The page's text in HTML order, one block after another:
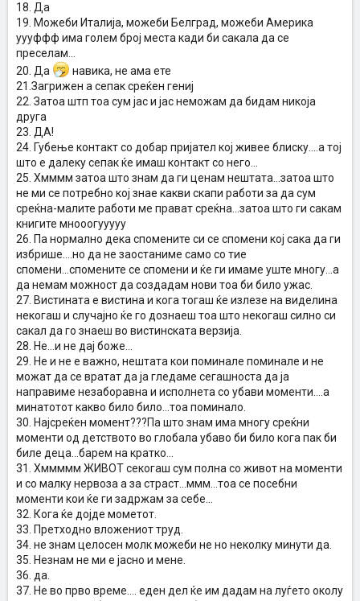
18. Да
19. Можеби Италија, можеби Белград, можеби Америка
уууффф има голем број места кади би сакала да се
преселам...
20. Да
навика, не ама ете
21.Загрижен а сепак среќен гениј
22. Затоа штп тоа сум јас и јас неможам да бидам никоја
друга
23. ДА!
24. Губење контакт со добар пријател кој живее блиску....а тој
што е далеку сепак ќе имаш контакт со него...
25. Хмммм затоа што знам да ги ценам нештата...затоа што
не ми се потребно кој знае какви скапи работи за да сум
среќна-малите работи ме прават среќна...затоа што ги сакам
книгите мнооогууууу
26. Па нормално дека спомените си се спомени кој сака да ги
избрише....но да не заостаниме само со тие
спомени...спомените се спомени и ќе ги имаме уште многу...а
да немам можност да создадам нови тоа би било ужас.
27. Вистината е вистина и кога тогаш ќе излезе на виделина
некогаш и случајно ќе го дознаеш тоа што некогаш силно си
сакал да го знаеш во вистинската верзија.
28. Не...и не дај боже...
29. Не и не е важно, нештата кои поминале поминале и не
можат да се вратат да ја гледаме сегашноста да ја
направиме незаборавна и исполнета со убави моменти....а
минатотот какво било било...тоа поминало.
30. Најсреќен момент???Па што знам има многу среќни
моменти од детството во глобала убаво би било кога пак би
биле деца...барем на кратко...
31. Хммммм ЖИВОТ секогаш сум полна со живот на моменти
и со малку нервоза а за страст...ммм...тоа се посебни
моменти кои ќе ги задржам за себе...
32. Кога ќе дојде мометот.
33. Претходно вложениот труд.
34. не знам целосен молк можеби не но неколку минути да.
35. Незнам не ми е јасно и мене.
36. да.
37. Не во прво време.... еден дел ќе им дадам на луѓето околу